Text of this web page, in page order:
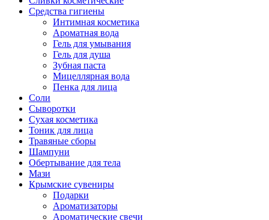
Средства гигиены
Интимная косметика
Ароматная вода
Гель для умывания
Гель для душа
Зубная паста
Мицеллярная вода
Пенка для лица
Соли
Сыворотки
Сухая косметика
Тоник для лица
Травяные сборы
Шампуни
Обертывание для тела
Мази
Крымские сувениры
Подарки
Ароматизаторы
Ароматические свечи